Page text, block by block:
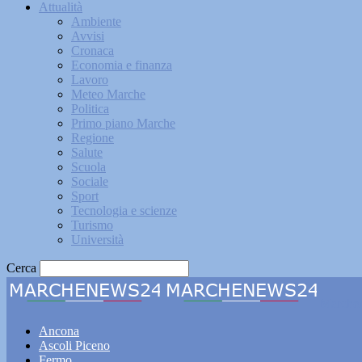
Attualità
Ambiente
Avvisi
Cronaca
Economia e finanza
Lavoro
Meteo Marche
Politica
Primo piano Marche
Regione
Salute
Scuola
Sociale
Sport
Tecnologia e scienze
Turismo
Università
Cerca
Ancona
Ascoli Piceno